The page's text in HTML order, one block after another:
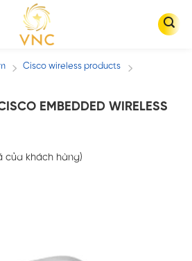
/ Cisco wireless products /
EMBEDDED WIRELESS
của khách hàng)